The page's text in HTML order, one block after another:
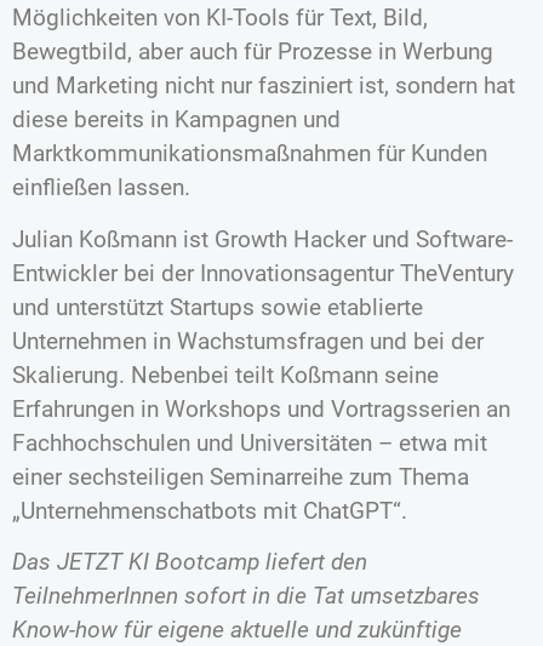
Möglichkeiten von KI-Tools für Text, Bild,
Bewegtbild, aber auch für Prozesse in Werbung
und Marketing nicht nur fasziniert ist, sondern hat
diese bereits in Kampagnen und
Marktkommunikationsmaßnahmen für Kunden
einfließen lassen.
Julian Koßmann ist Growth Hacker und Software-
Entwickler bei der Innovationsagentur TheVentury
und unterstützt Startups sowie etablierte
Unternehmen in Wachstumsfragen und bei der
Skalierung. Nebenbei teilt Koßmann seine
Erfahrungen in Workshops und Vortragsserien an
Fachhochschulen und Universitäten – etwa mit
einer sechsteiligen Seminarreihe zum Thema
„Unternehmenschatbots mit ChatGPT“.
Das JETZT KI Bootcamp liefert den
TeilnehmerInnen sofort in die Tat umsetzbares
Know-how für eigene aktuelle und zukünftige